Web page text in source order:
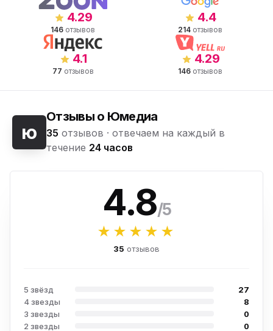
4.29
146 отзывов
4.4
214 отзывов
4.1
77 отзывов
4.29
146 отзывов
ю
Отзывы о Юмедиа
35 отзывов · отвечаем на каждый в
течение 24 часов
4.8/5
★★★★★
35 отзывов
5 звёзд
27
4 звезды
8
3 звезды
0
2 звезды
0